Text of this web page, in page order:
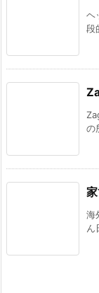
ヘ
段
の
海
ん